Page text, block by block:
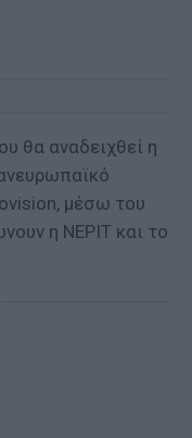
θα αναδειχθεί η
μέσω του
η ΝΕΡΙΤ και το